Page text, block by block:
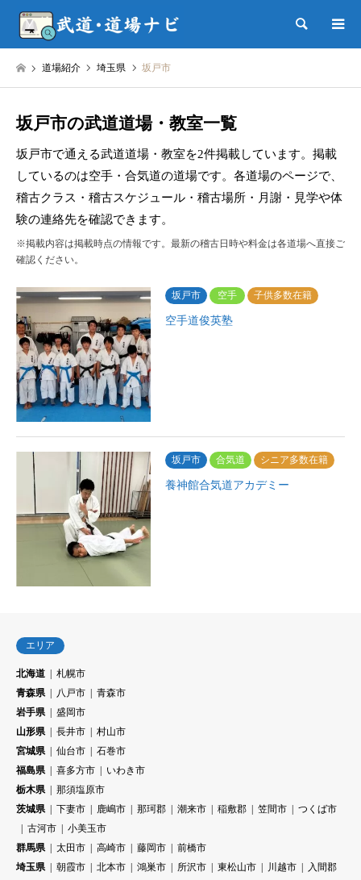
検索
道場紹介 埼玉県 坂戸市
坂戸市の武道道場・教室一覧
坂戸市で通える武道道場・教室を2件掲載しています。掲載
しているのは空手・合気道の道場です。各道場のページで、
稽古クラス・稽古スケジュール・稽古場所・月謝・見学や体
験の連絡先を確認できます。
※掲載内容は掲載時点の情報です。最新の稽古日時や料金は各道場へ直接ご
確認ください。
坂戸市 空手 子供多数在籍
空手道俊英塾
坂戸市 合気道 シニア多数在籍
養神館合気道アカデミー
エリア
北海道
札幌市
青森県
八戸市
青森市
岩手県
盛岡市
山形県
長井市
村山市
宮城県
仙台市
石巻市
福島県
喜多方市
いわき市
栃木県
那須塩原市
茨城県
下妻市 鹿嶋市 那珂郡 潮来市 稲敷郡 笠間市
つくば市
古河市
小美玉市
群馬県
太田市 高崎市 藤岡市
前橋市
埼玉県
朝霞市 北本市 鴻巣市 所沢市 東松山市 川越市
入間郡